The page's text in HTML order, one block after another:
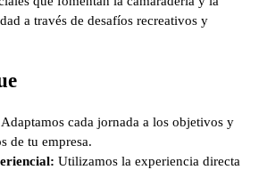
a través de desafíos recreativos y
Adaptamos cada jornada a los objetivos y
de tu empresa.
Utilizamos la experiencia directa